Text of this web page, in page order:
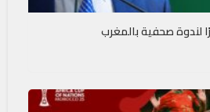
لندوة صحفية بالمغرب